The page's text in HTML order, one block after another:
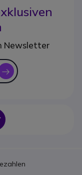
Newsletter
icon
Icon